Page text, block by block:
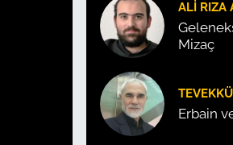
ALI RIZA
Mizaç
Erbain